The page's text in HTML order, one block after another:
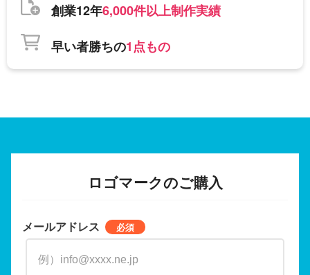
創業12年6,000件以上制作実績
早い者勝ちの1点もの
ロゴマークのご購入
メールアドレス